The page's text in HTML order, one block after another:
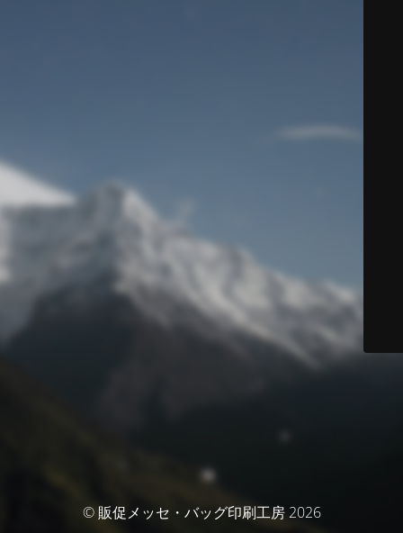
© 販促メッセ・バッグ印刷工房 2026